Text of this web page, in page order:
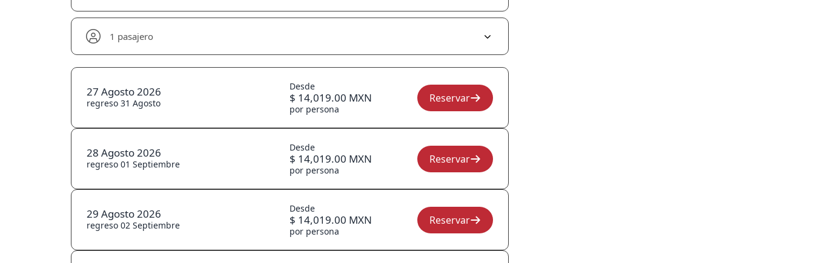
1 pasajero
27 Agosto 2026
regreso 31 Agosto
Desde
$ 14,019.00 MXN
por persona
Reservar
28 Agosto 2026
regreso 01 Septiembre
Desde
$ 14,019.00 MXN
por persona
Reservar
29 Agosto 2026
regreso 02 Septiembre
Desde
$ 14,019.00 MXN
por persona
Reservar